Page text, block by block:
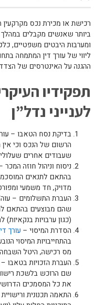
רכישת או מכירת נכס
ביותר שאנשים מקבלים במהלך
ומערבות היבטים משפטיים,
ליווי של עורך דין המתמחה
ההגנה על האינטרסים של
תפקידיו
לענייני נדל”ן
בדיקת נסח הטאבו –
הרשום של הנכס וכי
שעבודים אחרים
ניסוח וניהול חוזה
בהתאם לתנאים
מדויק, חד משמעי
העברת התשלומים –
שהם מבוצעים בהתאם
(כגון ערבויות
הסדרת המיסוי – עורך
בהתחייבויות המיסוי
מס רכישה, היטל
העברת הזכויות בטאבו
שם הרוכש בלשכת
את כל המסמכים
התאמה תכנונית